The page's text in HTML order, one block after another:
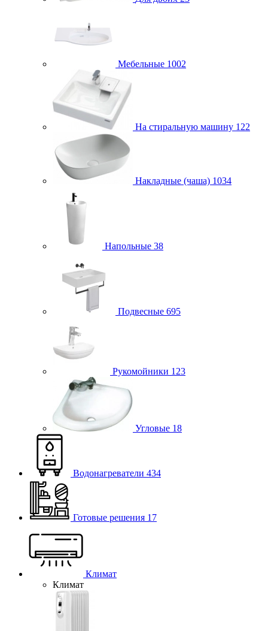
Мебельные 1002
На стиральную машину 122
Накладные (чаша) 1034
Напольные 38
Подвесные 695
Рукомойники 123
Угловые 18
Водонагреватели 434
Готовые решения 17
Климат
Климат